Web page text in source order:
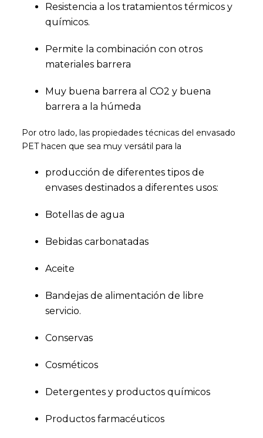
Resistencia a los tratamientos térmicos y
químicos.
Permite la combinación con otros
materiales barrera
Muy buena barrera al CO2 y buena
barrera a la húmeda
Por otro lado, las propiedades técnicas del envasado
PET hacen que sea muy versátil para la
producción de diferentes tipos de
envases destinados a diferentes usos:
Botellas de agua
Bebidas carbonatadas
Aceite
Bandejas de alimentación de libre
servicio.
Conservas
Cosméticos
Detergentes y productos químicos
Productos farmacéuticos